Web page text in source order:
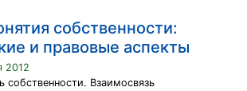
собственности:
и правовые аспекты
2012
собственности. Взаимосвязь